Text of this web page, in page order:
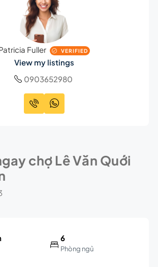
Fuller VERIFIED
View my listings
0903652980
chợ Lê Văn Quới
6
Phòng ngủ